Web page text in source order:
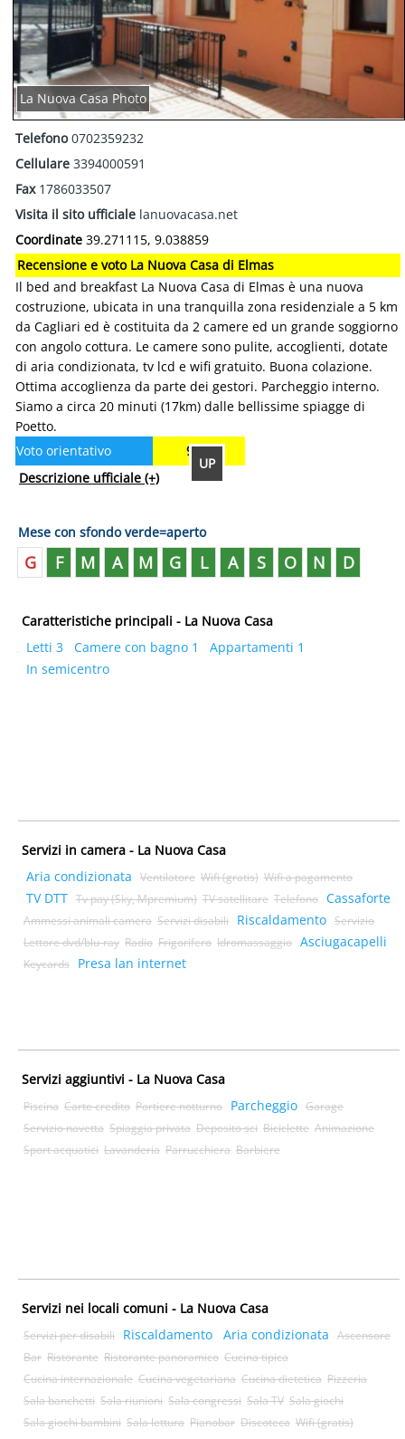
UP
La Nuova Casa Photo
Telefono0702359232
Cellulare 3394000591
Fax 1786033507
Visita il sito ufficiale lanuovacasa.net
Coordinate 39.271115, 9.038859
Recensione e voto La Nuova Casa di Elmas
Il bed and breakfast La Nuova Casa di Elmas è una nuova
costruzione, ubicata in una tranquilla zona residenziale a 5 km
da Cagliari ed è costituita da 2 camere ed un grande soggiorno
con angolo cottura. Le camere sono pulite, accoglienti, dotate
di aria condizionata, tv lcd e wifi gratuito. Buona colazione.
Ottima accoglienza da parte dei gestori. Parcheggio interno.
Siamo a circa 20 minuti (17km) dalle bellissime spiagge di
Poetto.
Voto orientativo
9.20
Descrizione ufficiale (+)
Mese con sfondo verde=aperto
G F M A M G L A S O N D
Caratteristiche principali - La Nuova Casa
Letti 3
Camere con bagno 1
Appartamenti 1
In semicentro
Servizi in camera - La Nuova Casa
Aria condizionata
Ventilatore Wifi (gratis) Wifi a pagamento
TV DTT Tv pay (Sky, Mpremium) TV satellitare Telefono Cassaforte
Ammessi animali camera Servizi disabili Riscaldamento Servizio
Lettore dvd/blu-ray Radio Frigorifero Idromassaggio Asciugacapelli
Keycards Presa lan internet
Servizi aggiuntivi - La Nuova Casa
Piscina Carte credito Portiere notturno Parcheggio Garage
Servizio navetta Spiaggia privata Deposito sci Biciclette Animazione
Sport acquatici Lavanderia Parrucchiera Barbiere
Servizi nei locali comuni - La Nuova Casa
Servizi per disabili Riscaldamento Aria condizionata
Ascensore
Bar Ristorante Ristorante panoramico Cucina tipica
Cucina internazionale Cucina vegetariana Cucina dietetica Pizzeria
Sala banchetti Sala riunioni Sala congressi Sala TV Sala giochi
Sala giochi bambini Sala lettura Pianobar Discoteca Wifi (gratis)